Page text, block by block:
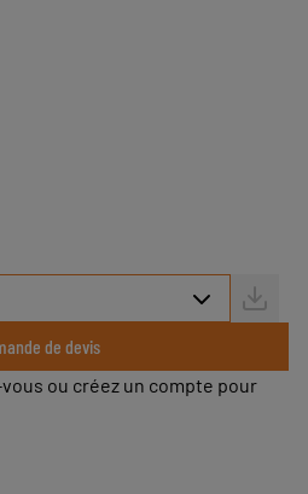
de devis
ou créez un compte pour